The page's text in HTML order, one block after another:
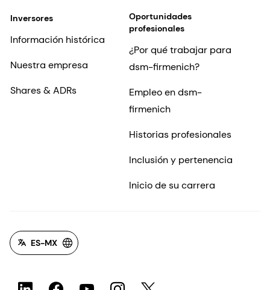
Inversores
Información histórica
Nuestra empresa
Shares & ADRs
Oportunidades
profesionales
¿Por qué trabajar para
dsm-firmenich?
Empleo en dsm-
firmenich
Historias profesionales
Inclusión y pertenencia
Inicio de su carrera
ES-MX